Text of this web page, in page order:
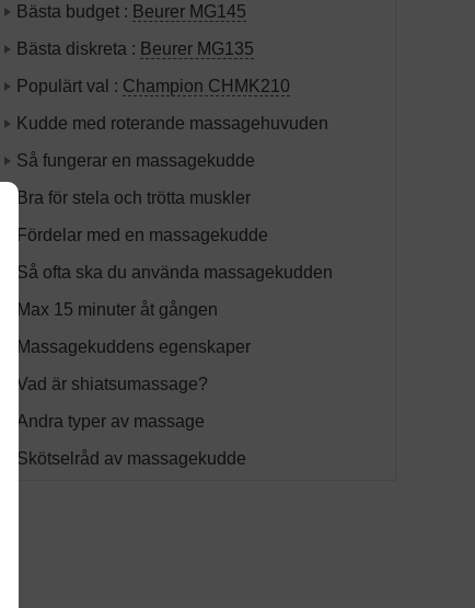
Bästa budget : Beurer MG145
Bästa diskreta : Beurer MG135
Populärt val : Champion CHMK210
Kudde med roterande massagehuvuden
Så fungerar en massagekudde
Bra för stela och trötta muskler
Fördelar med en massagekudde
Så ofta ska du använda massagekudden
Max 15 minuter åt gången
Massagekuddens egenskaper
Vad är shiatsumassage?
Andra typer av massage
Skötselråd av massagekudde